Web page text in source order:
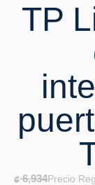
TP
₡6,934